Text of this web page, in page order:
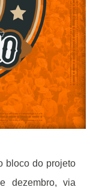
bloco do projeto
dezembro, via